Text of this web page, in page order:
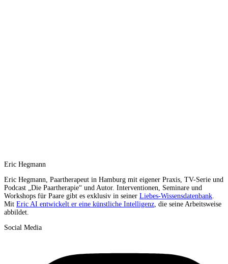
Eric Hegmann
Eric Hegmann, Paartherapeut in Hamburg mit eigener Praxis, TV-Serie und
Podcast „Die Paartherapie“ und Autor. Interventionen, Seminare und
Workshops für Paare gibt es exklusiv in seiner Liebes-Wissensdatenbank
Mit Eric AI entwickelt er eine künstliche Intelligenz , die seine Arbeitsweise
abbildet.
Social Media